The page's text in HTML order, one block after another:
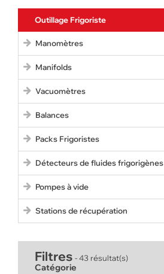
Outillage Frigoriste
Manomètres
Manifolds
Vacuomètres
Balances
Packs Frigoristes
Détecteurs de fluides frigorigènes
Pompes à vide
Stations de récupération
Filtres - 43 résultat(s)
Catégorie